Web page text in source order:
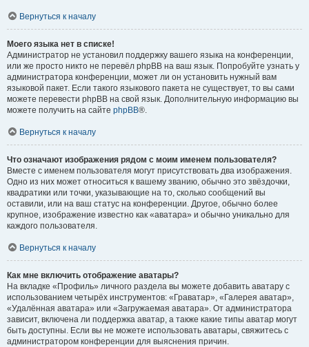
Вернуться к началу
Моего языка нет в списке!
Администратор не установил поддержку вашего языка на конференции,
или же просто никто не перевёл phpBB на ваш язык. Попробуйте узнать у
администратора конференции, может ли он установить нужный вам
языковой пакет. Если такого языкового пакета не существует, то вы сами
можете перевести phpBB на свой язык. Дополнительную информацию вы
можете получить на сайте phpBB®.
Вернуться к началу
Что означают изображения рядом с моим именем пользователя?
Вместе с именем пользователя могут присутствовать два изображения.
Одно из них может относиться к вашему званию, обычно это звёздочки,
квадратики или точки, указывающие на то, сколько сообщений вы
оставили, или на ваш статус на конференции. Другое, обычно более
крупное, изображение известно как «аватара» и обычно уникально для
каждого пользователя.
Вернуться к началу
Как мне включить отображение аватары?
На вкладке «Профиль» личного раздела вы можете добавить аватару с
использованием четырёх инструментов: «Граватар», «Галерея аватар»,
«Удалённая аватара» или «Загружаемая аватара». От администратора
зависит, включена ли поддержка аватар, а также какие типы аватар могут
быть доступны. Если вы не можете использовать аватары, свяжитесь с
администратором конференции для выяснения причин.